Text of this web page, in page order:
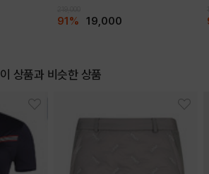
91% 19,000
이 상품과 비슷한 상품